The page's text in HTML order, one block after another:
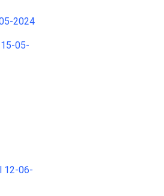
2024
05-
12-06-